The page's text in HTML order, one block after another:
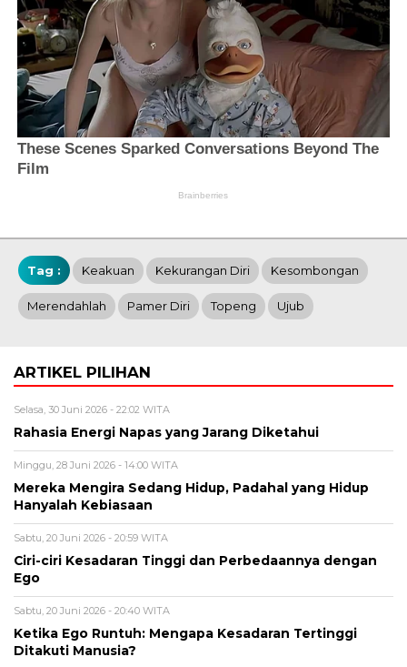
Tag : Keakuan Kekurangan Diri Kesombongan
Merendahlah Pamer Diri Topeng Ujub
ARTIKEL PILIHAN
Selasa, 30 Juni 2026 - 22:02 WITA
Rahasia Energi Napas yang Jarang Diketahui
Minggu, 28 Juni 2026 - 14:00 WITA
Mereka Mengira Sedang Hidup, Padahal yang Hidup
Hanyalah Kebiasaan
Sabtu, 20 Juni 2026 - 20:59 WITA
Ciri-ciri Kesadaran Tinggi dan Perbedaannya dengan
Ego
Sabtu, 20 Juni 2026 - 20:40 WITA
Ketika Ego Runtuh: Mengapa Kesadaran Tertinggi
Ditakuti Manusia?